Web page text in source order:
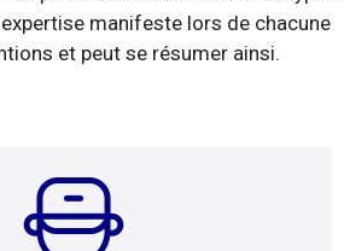
manifeste lors de chacune
et peut se résumer ainsi.